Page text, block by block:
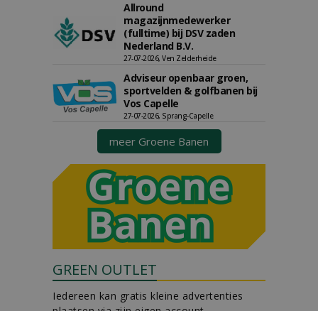
Allround
magazijnmedewerker
(fulltime) bij DSV zaden
Nederland B.V.
27-07-2026, Ven Zelderheide
Adviseur openbaar groen,
sportvelden & golfbanen bij
Vos Capelle
27-07-2026, Sprang-Capelle
meer Groene Banen
GREEN OUTLET
Iedereen kan gratis kleine advertenties